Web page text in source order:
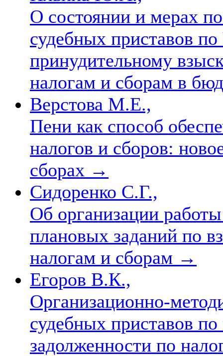
О состоянии и мерах
судебных приставов
принудительному
налогам и сборам в
Верстова М.Е.,
Пени как способ
налогов и сборов:
сборах →
Сидоренко С.Г.,
Об организации
плановых заданий по
налогам и сборам →
Егоров В.К.,
Организационно-
судебных приставов
задолженности по